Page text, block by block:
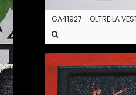
GA41927 - OLTRE LA